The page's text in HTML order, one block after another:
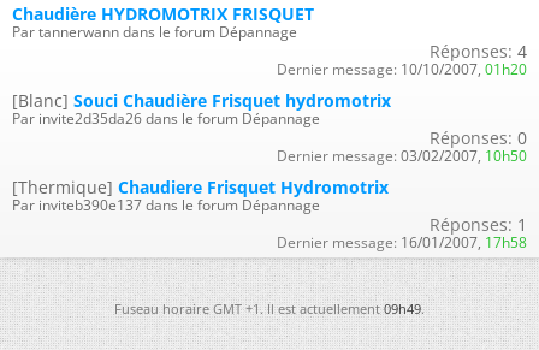
Chaudière HYDROMOTRIX FRISQUET
Par tannerwann dans le forum Dépannage
Réponses: 4
Dernier message: 10/10/2007, 01h20
[Blanc] Souci Chaudière Frisquet hydromotrix
Par invite2d35da26 dans le forum Dépannage
Réponses: 0
Dernier message: 03/02/2007, 10h50
[Thermique] Chaudiere Frisquet Hydromotrix
Par inviteb390e137 dans le forum Dépannage
Réponses: 1
Dernier message: 16/01/2007, 17h58
Fuseau horaire GMT +1. Il est actuellement09h49.